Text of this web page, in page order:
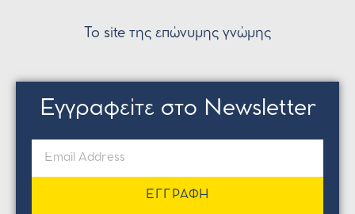
Το site της επώνυμης γνώμης
Εγγραφείτε στο Newsletter
ΕΓΓΡΑΦΗ